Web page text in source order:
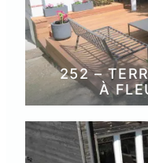
252 –
À